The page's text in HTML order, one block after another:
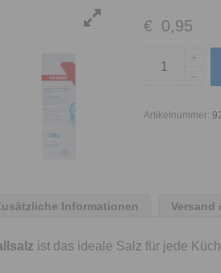
€ 0,95
Artikelnummer:
Informationen Versand
ist das ideale Salz für jede